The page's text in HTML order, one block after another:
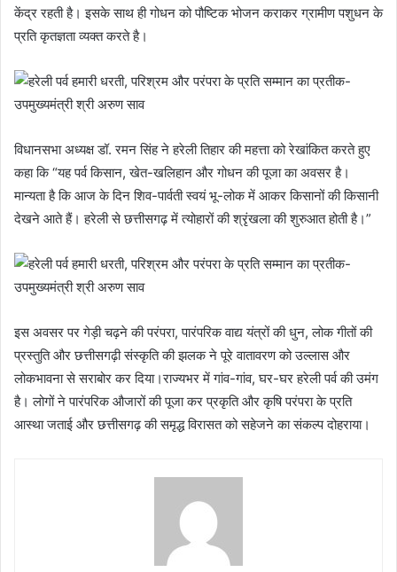
केंद्र रहती है। इसके साथ ही गोधन को पौष्टिक भोजन कराकर ग्रामीण पशुधन के
प्रति कृतज्ञता व्यक्त करते है।
विधानसभा अध्यक्ष डॉ. रमन सिंह ने हरेली तिहार की महत्ता को रेखांकित करते हुए
कहा कि “यह पर्व किसान, खेत-खलिहान और गोधन की पूजा का अवसर है।
मान्यता है कि आज के दिन शिव-पार्वती स्वयं भू-लोक में आकर किसानों की किसानी
देखने आते हैं। हरेली से छत्तीसगढ़ में त्योहारों की श्रृंखला की शुरुआत होती है।”
इस अवसर पर गेड़ी चढ़ने की परंपरा, पारंपरिक वाद्य यंत्रों की धुन, लोक गीतों की
प्रस्तुति और छत्तीसगढ़ी संस्कृति की झलक ने पूरे वातावरण को उल्लास और
लोकभावना से सराबोर कर दिया।राज्यभर में गांव-गांव, घर-घर हरेली पर्व की उमंग
है। लोगों ने पारंपरिक औजारों की पूजा कर प्रकृति और कृषि परंपरा के प्रति
आस्था जताई और छत्तीसगढ़ की समृद्ध विरासत को सहेजने का संकल्प दोहराया।